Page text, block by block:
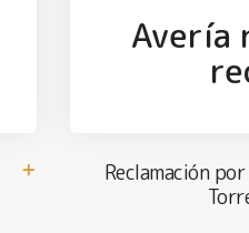
Avería
Reclamación